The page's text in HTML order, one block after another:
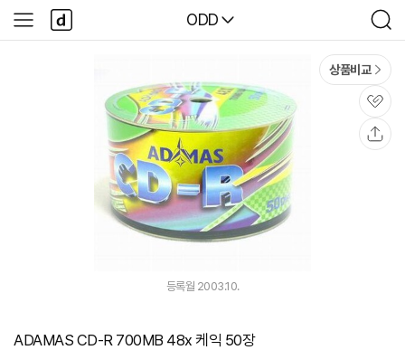
다나와
ODD
검
색
사
이
다
나
와
상품비교
관
심
등록월 2003.10.
ADAMAS CD-R 700MB 48x 케익 50장